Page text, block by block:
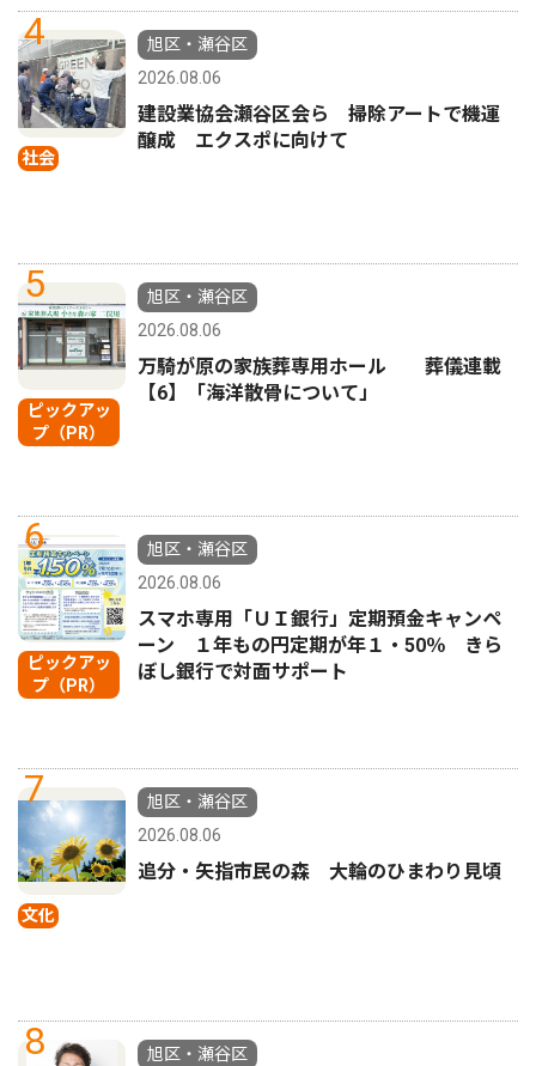
4
社会
旭区・瀬谷区
2026.08.06
建設業協会瀬谷区会ら 掃除アートで機運
醸成 エクスポに向けて
5
ピックアッ
プ（PR）
旭区・瀬谷区
2026.08.06
万騎が原の家族葬専用ホール 葬儀連載
【6】「海洋散骨について」
6
ピックアッ
プ（PR）
旭区・瀬谷区
2026.08.06
スマホ専用「ＵＩ銀行」定期預金キャンペ
ーン １年もの円定期が年１・50％ きら
ぼし銀行で対面サポート
7
文化
旭区・瀬谷区
2026.08.06
追分・矢指市民の森 大輪のひまわり見頃
8
旭区・瀬谷区